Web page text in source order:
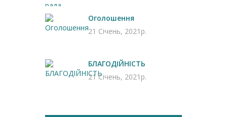
Оголошення
21 Січень, 2021р.
БЛАГОДІЙНІСТЬ
21 Січень, 2021р.